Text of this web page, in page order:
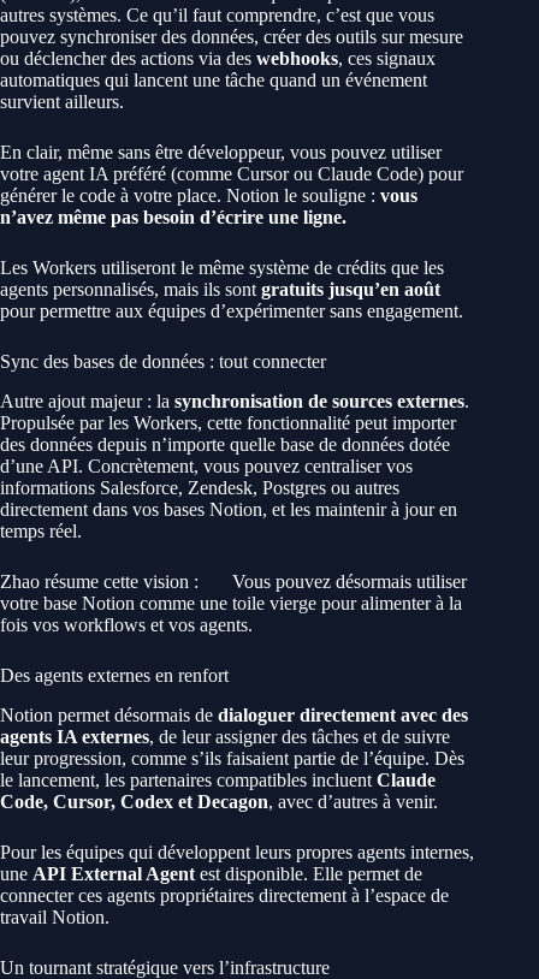
autres systèmes. Ce qu’il faut comprendre, c’est que vous
pouvez synchroniser des données, créer des outils sur mesure
ou déclencher des actions via des webhooks, ces signaux
automatiques qui lancent une tâche quand un événement
survient ailleurs.
En clair, même sans être développeur, vous pouvez utiliser
votre agent IA préféré (comme Cursor ou Claude Code) pour
générer le code à votre place. Notion le souligne : vous
n’avez même pas besoin d’écrire une ligne.
Les Workers utiliseront le même système de crédits que les
agents personnalisés, mais ils sont gratuits jusqu’en août
pour permettre aux équipes d’expérimenter sans engagement.
Sync des bases de données : tout connecter
Autre ajout majeur : la synchronisation de sources externes.
Propulsée par les Workers, cette fonctionnalité peut importer
des données depuis n’importe quelle base de données dotée
d’une API. Concrètement, vous pouvez centraliser vos
informations Salesforce, Zendesk, Postgres ou autres
directement dans vos bases Notion, et les maintenir à jour en
temps réel.
Zhao résume cette vision :
Vous pouvez désormais utiliser
votre base Notion comme une toile vierge pour alimenter à la
fois vos workflows et vos agents.
Des agents externes en renfort
Notion permet désormais de dialoguer directement avec des
agents IA externes, de leur assigner des tâches et de suivre
leur progression, comme s’ils faisaient partie de l’équipe. Dès
le lancement, les partenaires compatibles incluent Claude
Code, Cursor, Codex et Decagon, avec d’autres à venir.
Pour les équipes qui développent leurs propres agents internes,
une API External Agent est disponible. Elle permet de
connecter ces agents propriétaires directement à l’espace de
travail Notion.
Un tournant stratégique vers l’infrastructure